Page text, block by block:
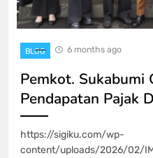
BLOG 6 months ago
Pemkot. Sukabumi
Pendapatan Pajak
https://sigiku.com/wp-
content/uploads/2026/02/